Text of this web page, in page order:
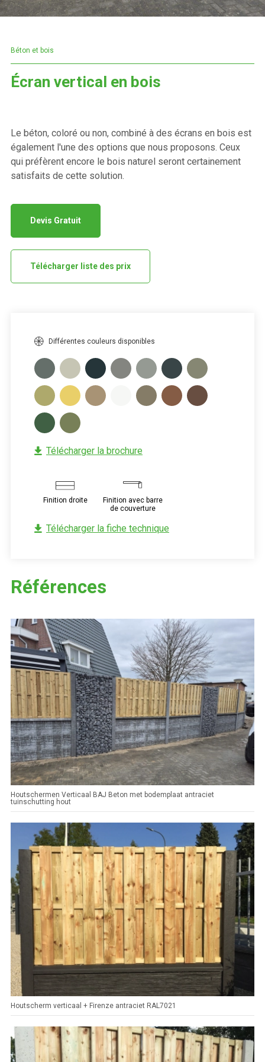
Béton et bois
Écran vertical en bois
Le béton, coloré ou non, combiné à des écrans en bois est
également l'une des options que nous proposons. Ceux
qui préfèrent encore le bois naturel seront certainement
satisfaits de cette solution.
Devis Gratuit
Télécharger liste des prix
Différentes couleurs disponibles
Télécharger la brochure
Image
Finition droite
Image
Finition avec barre
de couverture
Télécharger la fiche technique
Références
Houtschermen Verticaal BAJ Beton met bodemplaat antraciet
tuinschutting hout
Houtscherm verticaal + Firenze antraciet RAL7021